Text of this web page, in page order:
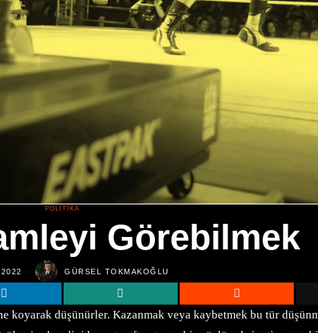
POLITIKA
Görebilmek
GÜRSEL TOKMAKOĞLU
düşünürler. Kazanmak veya kaybetmek bu tür